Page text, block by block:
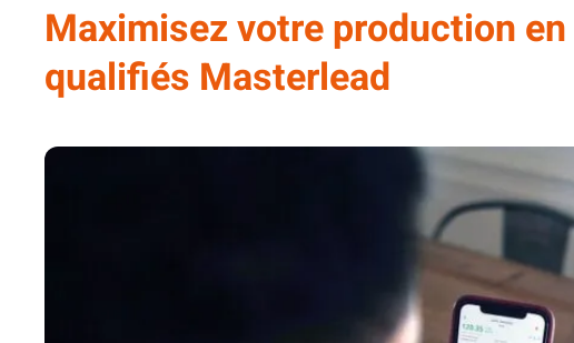
Maximisez votre production
qualifiés Masterlead